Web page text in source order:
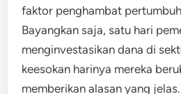
faktor penghambat
Bayangkan saja, satu hari
menginvestasikan dana di
keesokan harinya mereka
memberikan alasan yang